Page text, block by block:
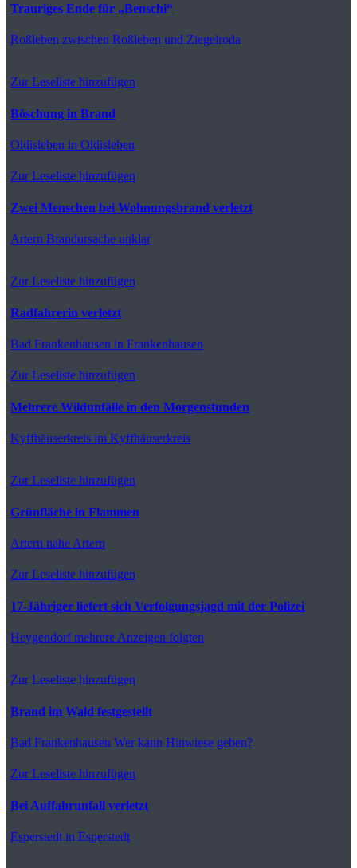
Trauriges Ende für „Benschi“
Roßleben zwischen Roßleben und Ziegelroda
Zur Leseliste hinzufügen
Böschung in Brand
Oldisleben in Oldisleben
Zur Leseliste hinzufügen
Zwei Menschen bei Wohnungsbrand verletzt
Artern Brandursache unklar
Zur Leseliste hinzufügen
Radfahrerin verletzt
Bad Frankenhausen in Frankenhausen
Zur Leseliste hinzufügen
Mehrere Wildunfälle in den Morgenstunden
Kyffhäuserkreis im Kyffhäuserkreis
Zur Leseliste hinzufügen
Grünfläche in Flammen
Artern nahe Artern
Zur Leseliste hinzufügen
17-Jähriger liefert sich Verfolgungsjagd mit der Polizei
Heygendorfmehrere Anzeigen folgten
Zur Leseliste hinzufügen
Brand im Wald festgestellt
Bad Frankenhausen Wer kann Hinwiese geben?
Zur Leseliste hinzufügen
Bei Auffahrunfall verletzt
Esperstedt in Esperstedt